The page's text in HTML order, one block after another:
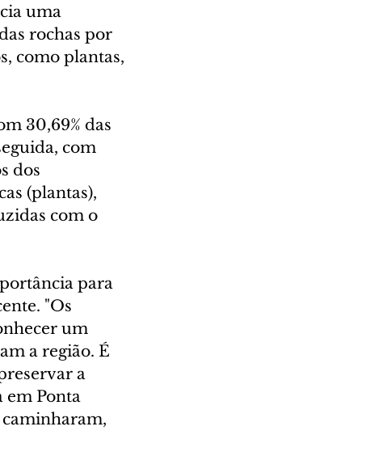
uma
rochas por
como plantas,
30,69% das
com
dos
(plantas),
com o
para
"Os
um
a região. É
a
em Ponta